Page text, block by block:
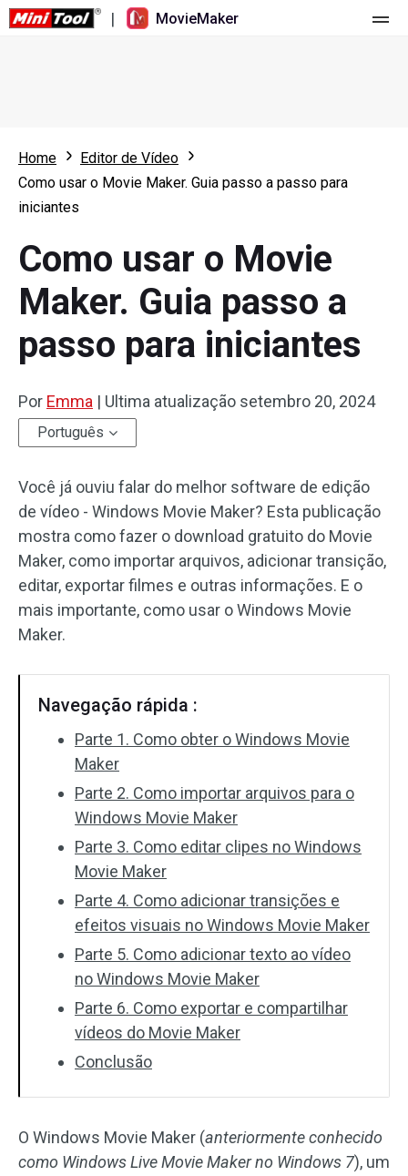
| MovieMaker
Novidades
Edição multipista
Proporção de tela
Ajuste de velocidade/Reversão
Aparar/Dividir/Cortar
Efeitos de áudio
Texto/Elemento
Efeitos de vídeo
Cor do vídeo
Girar/Inverter
Sem marca d'água
Recursos
Dicas de edição de vídeo
Gravador de ecrã
Conversor de vídeo
Download de vídeo online
Home
Editor de Vídeo
Como usar o Movie Maker. Guia passo a passo para
iniciantes
Como usar o Movie
Maker. Guia passo a
passo para iniciantes
Por Emma | Ultima atualização setembro 20, 2024
Português
Você já ouviu falar do melhor software de edição
de vídeo - Windows Movie Maker? Esta publicação
mostra como fazer o download gratuito do Movie
Maker, como importar arquivos, adicionar transição,
editar, exportar filmes e outras informações. E o
mais importante, como usar o Windows Movie
Maker.
Navegação rápida :
Parte 1. Como obter o Windows Movie
Maker
Parte 2. Como importar arquivos para o
Windows Movie Maker
Parte 3. Como editar clipes no Windows
Movie Maker
Parte 4. Como adicionar transições e
efeitos visuais no Windows Movie Maker
Parte 5. Como adicionar texto ao vídeo
no Windows Movie Maker
Parte 6. Como exportar e compartilhar
vídeos do Movie Maker
Conclusão
O Windows Movie Maker (anteriormente conhecido
como Windows Live Movie Maker no Windows 7), um